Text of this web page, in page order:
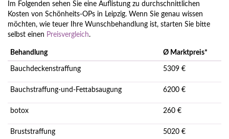
Im Folgenden sehen Sie eine Auflistung zu durchschnittlichen
Kosten von Schönheits-OPs in Leipzig. Wenn Sie genau wissen
möchten, wie teuer Ihre Wunschbehandlung ist, starten Sie bitte
selbst einen Preisvergleich.
Behandlung Ø Marktpreis*
Bauchdeckenstraffung 5309 €
Bauchstraffung-und-Fettabsaugung 6200 €
botox 260 €
Bruststraffung 5020 €